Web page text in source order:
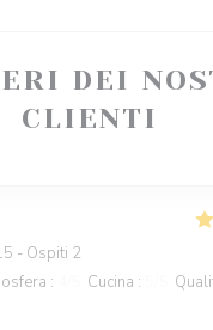
DEI
CLIENTI
- Ospiti 2
: Cucina :